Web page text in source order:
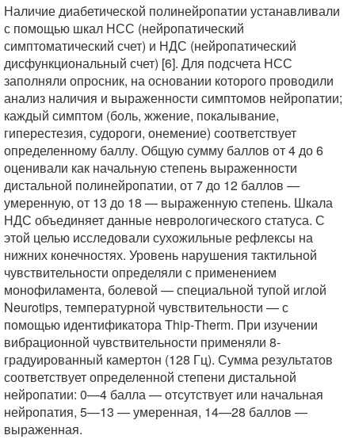
Наличие диабетической полинейропатии устанавливали
с помощью шкал НСС (нейропатический
симптоматический счет) и НДС (нейропатический
дисфункциональный счет) [6]. Для подсчета НСС
заполняли опросник, на основании которого проводили
анализ наличия и выраженности симптомов нейропатии;
каждый симптом (боль, жжение, покалывание,
гиперестезия, судороги, онемение) соответствует
определенному баллу. Общую сумму баллов от 4 до 6
оценивали как начальную степень выраженности
дистальной полинейропатии, от 7 до 12 баллов —
умеренную, от 13 до 18 — выраженную степень. Шкала
НДС объединяет данные неврологического статуса. С
этой целью исследовали сухожильные рефлексы на
нижних конечностях. Уровень нарушения тактильной
чувствительности определяли с применением
монофиламента, болевой — специальной тупой иглой
Neurotips, температурной чувствительности — с
помощью идентификатора Thiр-Therm. При изучении
вибрационной чувствительности применяли 8-
градуированный камертон (128 Гц). Сумма результатов
соответствует определенной степени дистальной
нейропатии: 0—4 балла — отсутствует или начальная
нейропатия, 5—13 — умеренная, 14—28 баллов —
выраженная.